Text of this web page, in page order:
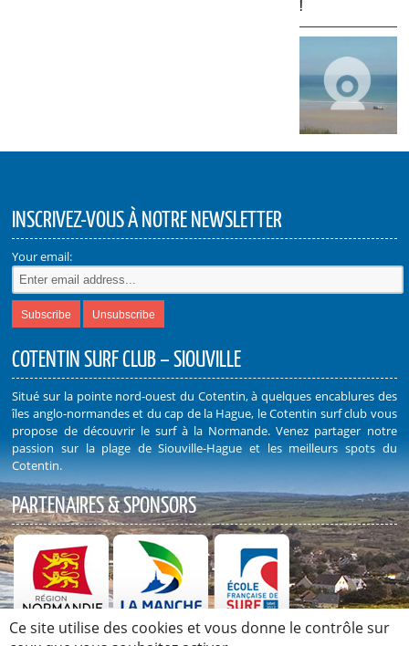
!
INSCRIVEZ-VOUS À NOTRE NEWSLETTER
Your email:
COTENTIN SURF CLUB – SIOUVILLE
Situé sur la pointe nord-ouest du Cotentin, à quelques encablures des
îles anglo-normandes et du cap de la Hague, le Cotentin surf club vous
propose de découvrir le surf à la Normande. Venez partager notre
passion sur la plage de Siouville-Hague et les meilleurs spots du
Cotentin.
PARTENAIRES & SPONSORS
Découvrez nos Partenaires et Sponsors
Ce site utilise des cookies et vous donne le contrôle sur